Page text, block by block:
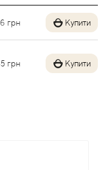
грн Купити
грн Купити